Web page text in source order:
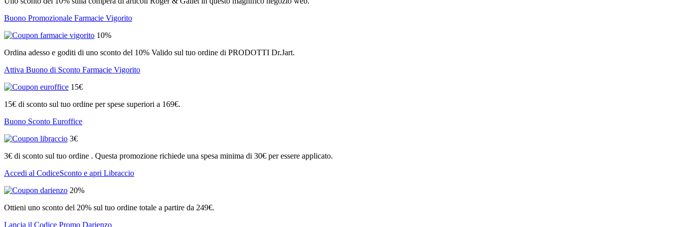
Buono Promozionale Farmacie Vigorito
10%
Ordina adesso e goditi di uno sconto del 10% Valido sul tuo ordine di PRODOTTI Dr.Jart.
Attiva Buono di Sconto Farmacie Vigorito
15€
15€ di sconto sul tuo ordine per spese superiori a 169€.
Buono Sconto Euroffice
3€
3€ di sconto sul tuo ordine . Questa promozione richiede una spesa minima di 30€ per essere applicato.
Accedi al CodiceSconto e apri Libraccio
20%
Ottieni uno sconto del 20% sul tuo ordine totale a partire da 249€.
Lancia il Codice Promo Darienzo